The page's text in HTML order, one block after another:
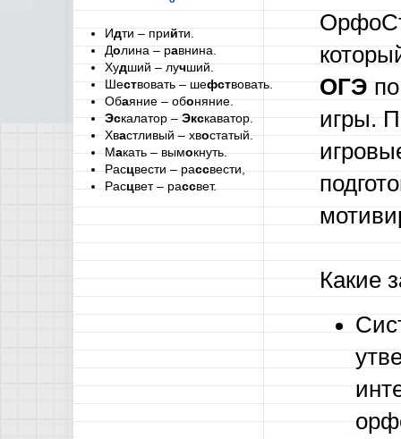
Идти – прийти.
Долина – равнина.
Худший – лучший.
Шествовать – шефствовать.
Обаяние – обоняние.
Эскалатор –Экскаватор.
Хвастливый – хвостатый.
Макать – вымокнуть.
Расцвести – рассвести,
Расцвет – рассвет.
ОГЭ
игры.
Какие